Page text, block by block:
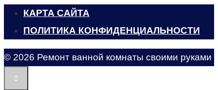
КАРТА САЙТА
ПОЛИТИКА КОНФИДЕНЦИАЛЬНОСТИ
© 2026 Ремонт ванной комнаты своими руками